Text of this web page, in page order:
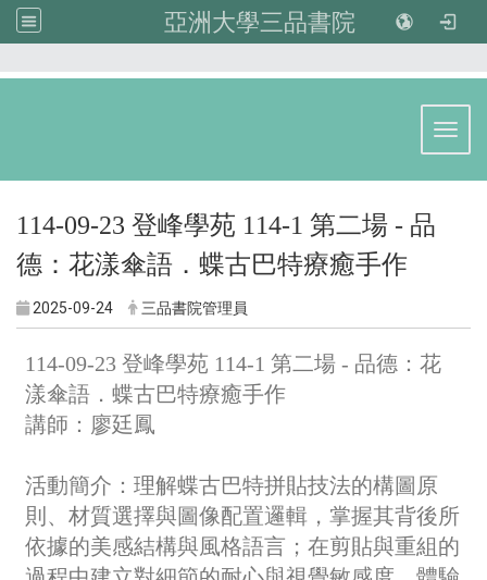
亞洲大學三品書院
114-09-23 登峰學苑 114-1 第二場 - 品
德：花漾傘語．蝶古巴特療癒手作
2025-09-24 三品書院管理員
114-09-23 登峰學苑 114-1 第二場 - 品德：花
漾傘語．蝶古巴特療癒手作
講師：廖廷鳳
活動簡介：理解蝶古巴特拼貼技法的構圖原
則、材質選擇與圖像配置邏輯，掌握其背後所
依據的美感結構與風格語言；在剪貼與重組的